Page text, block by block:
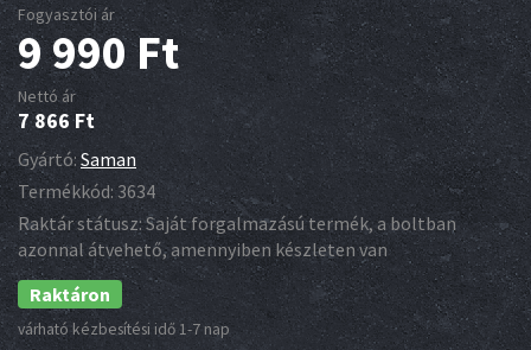
Fogyasztói ár
9 990Ft
Nettó ár
7 866Ft
Gyártó: Saman
Termékkód: 3634
Raktár státusz: Saját forgalmazású termék, a boltban
azonnal átvehető, amennyiben készleten van
Raktáron
várható kézbesítési idő 1-7 nap